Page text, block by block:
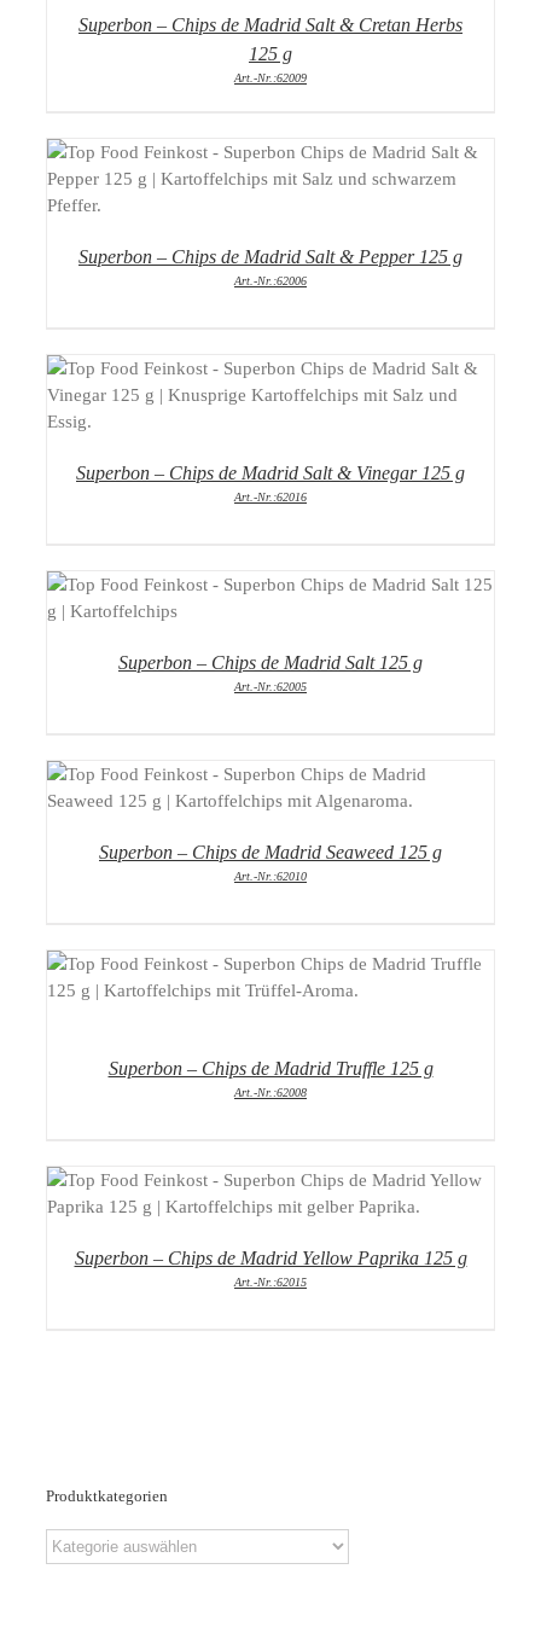
Superbon – Chips de Madrid Salt & Cretan Herbs
125 g
Art.-Nr.:62009
DETAILS
Superbon – Chips de Madrid Salt & Pepper 125 g
Art.-Nr.:62006
DETAILS
Superbon – Chips de Madrid Salt & Vinegar 125 g
Art.-Nr.:62016
DETAILS
Superbon – Chips de Madrid Salt 125 g
Art.-Nr.:62005
DETAILS
Superbon – Chips de Madrid Seaweed 125 g
Art.-Nr.:62010
DETAILS
Superbon – Chips de Madrid Truffle 125 g
Art.-Nr.:62008
DETAILS
Superbon – Chips de Madrid Yellow Paprika 125 g
Art.-Nr.:62015
Produktkategorien